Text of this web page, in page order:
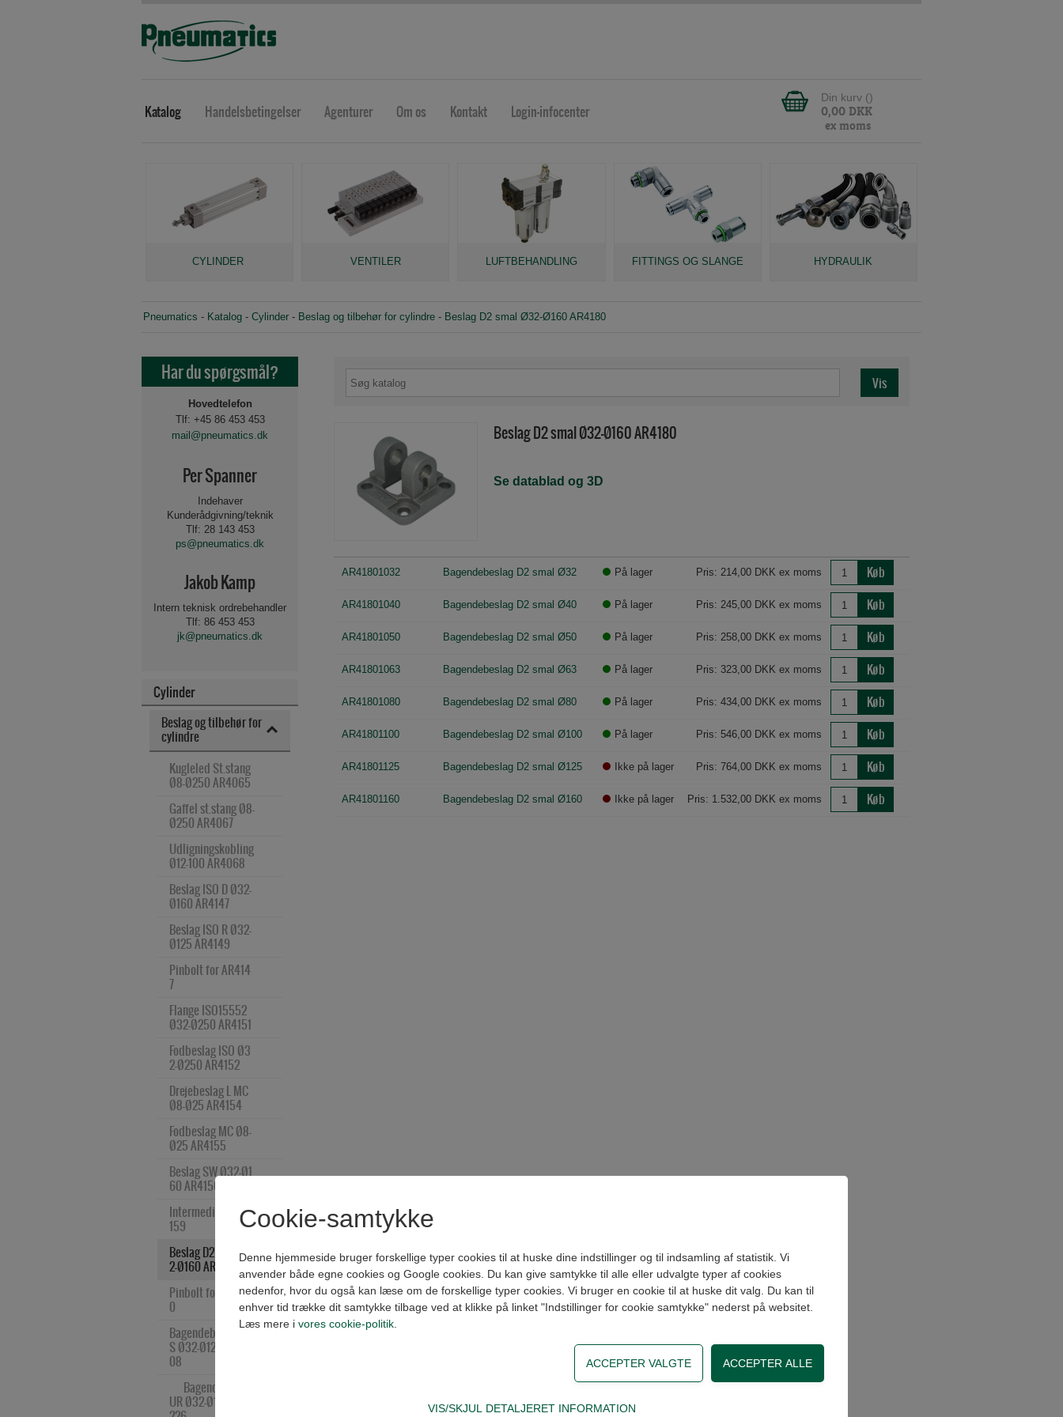
Katalog Handelsbetingelser Agenturer Om os Kontakt Login-infocenter
Din kurv ()
0,00 DKK
ex moms
CYLINDER VENTILER LUFTBEHANDLING FITTINGS OG SLANGE HYDRAULIK
Pneumatics - Katalog - Cylinder - Beslag og tilbehør for cylindre - Beslag D2 smal Ø32-Ø160 AR4180
Har du spørgsmål?
Hovedtelefon
Tlf: +45 86 453 453
mail@pneumatics.dk
Per Spanner
Indehaver
Kunderådgivning/teknik
Tlf: 28 143 453
ps@pneumatics.dk
Jakob Kamp
Intern teknisk ordrebehandler
Tlf: 86 453 453
jk@pneumatics.dk
Cylinder
Beslag og tilbehør for
cylindre
Kugleled St.stang
Ø8-Ø250 AR4065
Gaffel st.stang Ø8-
Ø250 AR4067
Udligningskobling
Ø12-100 AR4068
Beslag ISO D Ø32-
Ø160 AR4147
Beslag ISO R Ø32-
Ø125 AR4149
Pinbolt for AR414
7
Flange ISO15552
Ø32-Ø250 AR4151
Fodbeslag ISO Ø3
2-Ø250 AR4152
Drejebeslag L MC
Ø8-Ø25 AR4154
Fodbeslag MC Ø8-
Ø25 AR4155
Beslag SW Ø32-Ø1
60 AR4156
Intermediate AR4
159
Beslag D2 smal Ø3
2-Ø160 AR4180
Pinbolt for AR418
0
Bagendebeslag U
S Ø32-Ø125 AR42
08
UR Ø32-Ø160 AR4
Beslag D2 smal Ø32-Ø160 AR4180
Se datablad og 3D
AR41801032 Bagendebeslag D2 smal Ø32 På lager Pris: 214,00 DKK ex moms Køb
AR41801040 Bagendebeslag D2 smal Ø40 På lager Pris: 245,00 DKK ex moms Køb
AR41801050 Bagendebeslag D2 smal Ø50 På lager Pris: 258,00 DKK ex moms Køb
AR41801063 Bagendebeslag D2 smal Ø63 På lager Pris: 323,00 DKK ex moms Køb
AR41801080 Bagendebeslag D2 smal Ø80 På lager Pris: 434,00 DKK ex moms Køb
AR41801100 Bagendebeslag D2 smal Ø100 På lager Pris: 546,00 DKK ex moms Køb
AR41801125 Bagendebeslag D2 smal Ø125 Ikke på lager Pris: 764,00 DKK ex moms Køb
AR41801160 Bagendebeslag D2 smal Ø160 Ikke på lager Pris: 1.532,00 DKK ex moms Køb
Cookie-samtykke
Denne hjemmeside bruger forskellige typer cookies til at huske dine indstillinger og til indsamling af statistik. Vi
anvender både egne cookies og Google cookies. Du kan give samtykke til alle eller udvalgte typer af cookies
nedenfor, hvor du også kan læse om de forskellige typer cookies. Vi bruger en cookie til at huske dit valg. Du kan til
enhver tid trække dit samtykke tilbage ved at klikke på linket "Indstillinger for cookie samtykke" nederst på websitet.
Læs mere i vores cookie-politik
VIS/SKJUL DETALJERET INFORMATION